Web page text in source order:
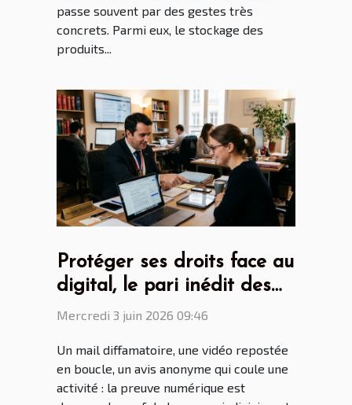
passe souvent par des gestes très
concrets. Parmi eux, le stockage des
produits...
Protéger ses droits face au
digital, le pari inédit des
huissiers de justice
Mercredi 3 juin 2026 09:46
Un mail diffamatoire, une vidéo repostée
en boucle, un avis anonyme qui coule une
activité : la preuve numérique est